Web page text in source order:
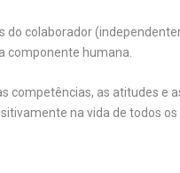
colaborador
componente humana.
competências, as atitudes e
na vida de todos os